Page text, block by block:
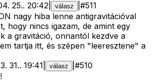
25.. 20:42 válasz #511
nagy hiba lenne antigravitációval
hogy nincs igazam, de amint egy
a gravitáció, onnantól kezdve a
tartja itt, és szépen "leeresztene" a
31.. 19:41 válasz #510